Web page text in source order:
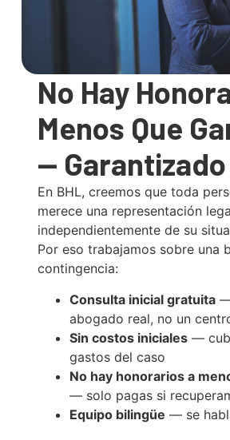
No Hay
Menos Que
— Garantizado
En BHL, creemos que toda
merece una representación
independientemente de su
Por eso trabajamos sobre una
contingencia:
Consulta inicial gratuita—
abogado real, no un
Sin costos iniciales—
gastos del caso
No hay honorarios a
— solo pagas si
Equipo bilingüe — se